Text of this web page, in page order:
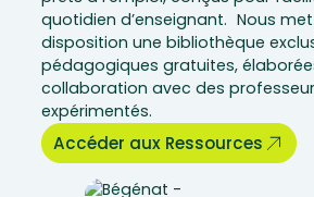
quotidien d’enseignant. Nous
disposition une bibliothèque
pédagogiques gratuites,
collaboration avec des
expérimentés.
Accéder aux Ressources